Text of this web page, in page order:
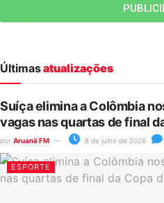
Últimasatualizações
Suíça elimina a Colômbia
vagas nas quartas de final
por Aruanã FM 8 de julho de 2026
ESPORTE